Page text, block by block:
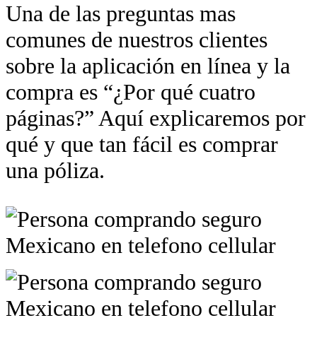
Una de las preguntas mas
comunes de nuestros clientes
sobre la aplicación en línea y la
compra es “¿Por qué cuatro
páginas?” Aquí explicaremos por
qué y que tan fácil es comprar
una póliza.